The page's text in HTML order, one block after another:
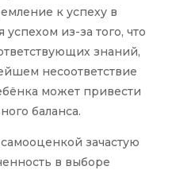
к успеху в
из-за того, что
знаний,
несоответствие
может привести
баланса.
зачастую
в выборе